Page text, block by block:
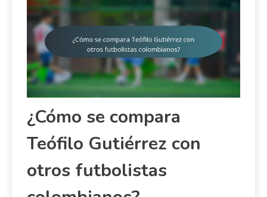
¿Cómo se compara
Teófilo Gutiérrez con
otros futbolistas